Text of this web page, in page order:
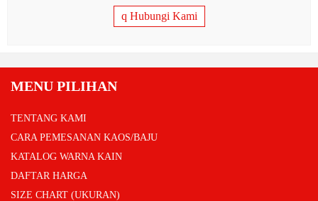
q Hubungi Kami
MENU PILIHAN
TENTANG KAMI
CARA PEMESANAN KAOS/BAJU
KATALOG WARNA KAIN
DAFTAR HARGA
SIZE CHART (UKURAN)